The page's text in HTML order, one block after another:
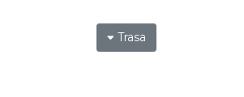
Trasa